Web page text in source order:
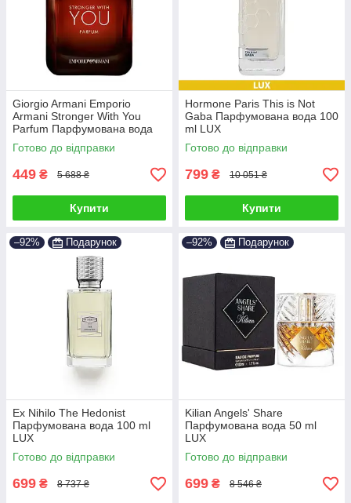
Giorgio Armani Emporio
Armani Stronger With You
Parfum Парфумована вода
100 ml
Готово до відправки
449 ₴ 5 688 ₴
Купити
Hormone Paris This is Not
Gaba Парфумована вода 100
ml LUX
Готово до відправки
799 ₴ 10 051 ₴
Купити
–92% Подарунок
Ex Nihilo The Hedonist
Парфумована вода 100 ml
LUX
Готово до відправки
699 ₴ 8 737 ₴
–92% Подарунок
Kilian Angels' Share
Парфумована вода 50 ml
LUX
Готово до відправки
699 ₴ 8 546 ₴